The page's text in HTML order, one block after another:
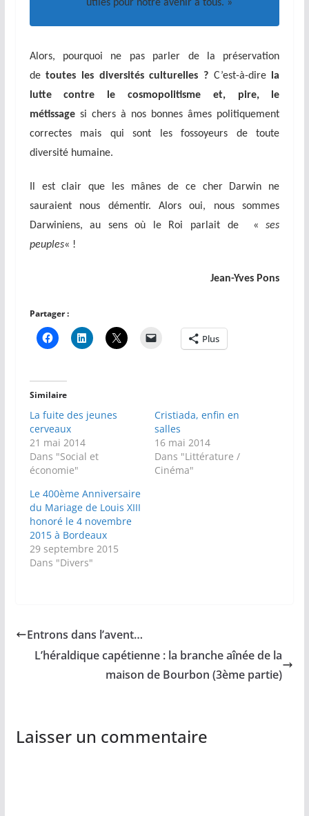
utiles pour notre avenir à tous. »
Alors, pourquoi ne pas parler de la préservation
detoutes les diversités culturelles ? C’est-à-dire
la
lutte contre le cosmopolitisme et, pire, le
métissagesi chers à nos bonnes âmes politiquement
correctes mais qui sont les fossoyeurs de toute
diversité humaine.
Il est clair que les mânes de ce cher Darwin ne
sauraient nous démentir. Alors oui, nous sommes
Darwiniens, au sens où le Roi parlait de «ses
peuples« !
Jean-Yves Pons
Partager :
Plus
Similaire
La fuite des jeunes
cerveaux
21 mai 2014
Dans "Social et
économie"
Cristiada, enfin en
salles
16 mai 2014
Dans "Littérature /
Cinéma"
Le 400ème Anniversaire
du Mariage de Louis XIII
honoré le 4 novembre
2015 à Bordeaux
29 septembre 2015
Dans "Divers"
Entrons dans l’avent…
L’héraldique capétienne : la branche aînée de la
maison de Bourbon (3ème partie)
Laisser un commentaire